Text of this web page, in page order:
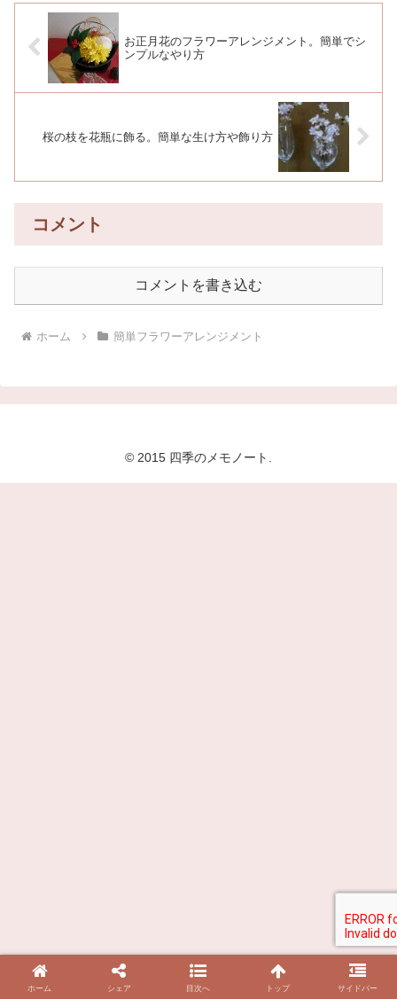
お正月花のフラワーアレンジメント。簡単でシ
ンプルなやり方
桜の枝を花瓶に飾る。簡単な生け方や飾り方
コメント
コメントを書き込む
ホーム 簡単フラワーアレンジメント
© 2015 四季のメモノート.
ホーム シェア 目次へ トップ サイドバー